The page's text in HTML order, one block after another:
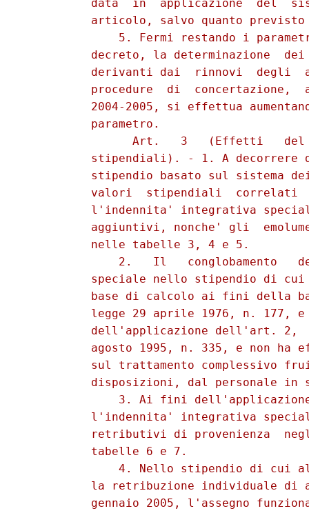
data  in  applicazione  del
articolo, salvo quanto
5. Fermi restando i
decreto, la determinazione
derivanti dai  rinnovi  degli
procedure  di  concertazione,
2004-2005, si effettua
          parametro.
Art.   3   (Effetti
stipendiali). - 1. A decorrere
stipendio basato sul sistema
valori  stipendiali  correlati
l'indennita' integrativa
aggiuntivi, nonche' gli
          nelle tabelle 3, 4 e 5.
2.   Il   conglobamento
speciale nello stipendio di
base di calcolo ai fini della
legge 29 aprile 1976, n. 177,
dell'applicazione dell'art. 2,
agosto 1995, n. 335, e non ha
sul trattamento complessivo
disposizioni, dal personale in
3. Ai fini
l'indennita' integrativa
retributivi di provenienza
          tabelle 6 e 7.
4. Nello stipendio di cui
la retribuzione individuale di
gennaio 2005, l'assegno